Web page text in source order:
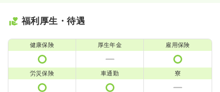
福利厚生・待遇
健康保険 厚生年金 雇用保険
労災保険 車通勤 寮